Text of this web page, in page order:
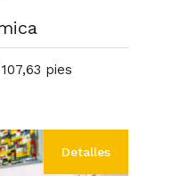
pies
Detalles